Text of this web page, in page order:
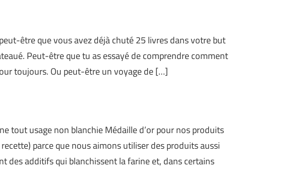
être que vous avez déjà chuté 25 livres dans votre but
Peut-être que tu as essayé de comprendre comment
toujours. Ou peut-être un voyage de […]
tout usage non blanchie Médaille d’or pour nos produits
parce que nous aimons utiliser des produits aussi
des additifs qui blanchissent la farine et, dans certains